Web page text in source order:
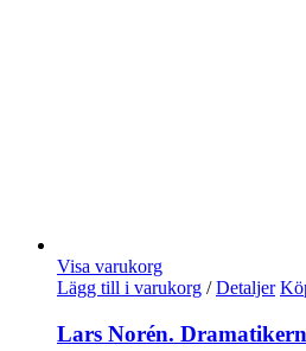
Visa varukorg
Lägg till i varukorg / Detaljer
Lars Norén. Dramatikern